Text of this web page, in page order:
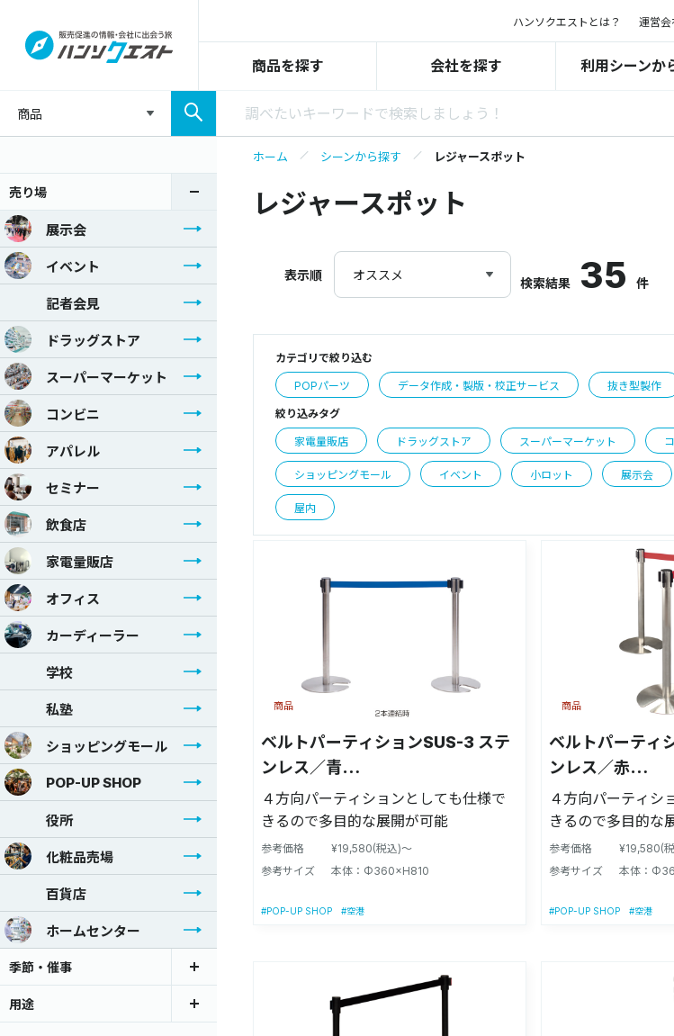
ハンソクエストとは？ 運営会
商品を探す 会社を探す 利用シーンか
商品
売り場
展示会
イベント
記者会見
ドラッグストア
スーパーマーケット
コンビニ
アパレル
セミナー
飲食店
家電量販店
オフィス
カーディーラー
学校
私塾
ショッピングモール
POP-UP SHOP
役所
化粧品売場
百貨店
ホームセンター
季節・催事
用途
ホーム シーンから探す レジャースポット
レジャースポット
表示順 オススメ 検索結果 35 件
カテゴリで絞り込む
POPパーツ データ作成・製版・校正サービス 抜き型製作
絞り込みタグ
家電量販店 ドラッグストア スーパーマーケット
ショッピングモール イベント 小ロット 展示会
屋内
ベルトパーティションSUS-3 ステ
ンレス／青
H80cm【51354BLU】
４方向パーティションとしても仕様で
きるので多目的な展開が可能
参考価格
¥19,580(税込)～
参考サイズ
本体：Φ360×H810
商品
#POP-UP SHOP #空港
ベルトパーティ
ンレス／赤
H80cm【
４方向パーティシ
きるので多目的な
参考価格
¥19,580(
参考サイズ
本体：
商品
#POP-UP SHOP #空港